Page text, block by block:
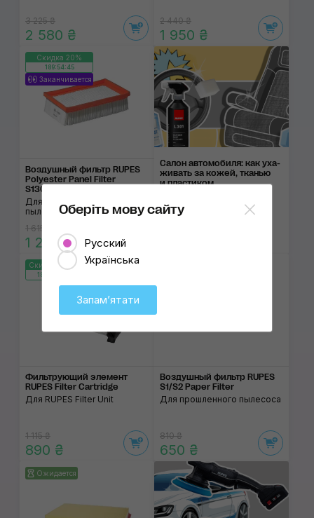
3 225 ₴
2 580 ₴
2 440 ₴
1 950 ₴
Скидка 20%
189:54:45
Заканчивается
Воздушный фильтр RUPES
Polyester Panel Filter
S130/S145
Для промышленных
пылесосов
1 615 ₴
1 290 ₴
Салон автомобиля: как уха­
жи­вать за ко­жей, тка­нью
и пла­сти­ком
Скидка 20%
189:54:45
Фильтрующий элемент
RUPES Filter Cartridge
Для RUPES Filter Unit
1 115 ₴
890 ₴
Воздушный фильтр RUPES
S1/S2 Paper Filter
Для прошленного пылесоса
810 ₴
650 ₴
Ожидается
Оберіть мову сайту
Русский
Українська
Запамʼятати